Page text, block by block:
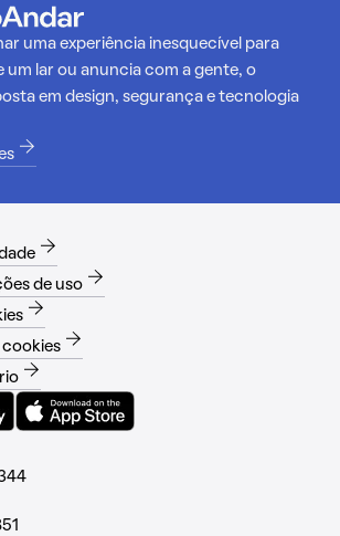
uma experiência inesquecível para
um lar ou anuncia com a gente, o
em design, segurança e tecnologia
de uso
cookies